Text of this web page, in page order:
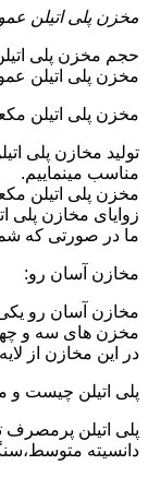
مخزن پلی اتیلن
حجم مخزن پلی اتیلن را میتوان بین 5 تا 126 مترمکعب (5 هزار لیتر تا 126 هزار لیتر)
مخزن پلی اتیلن
مخزن پلی اتیلن
مناسب مینماییم.
مخزن پلی اتیلن
زوایای مخازن پلی
ما در صورتی که
مخازن آسان رو:
مخازن آسان رو
مخزن های سه و
در این مخازن از
پلی اتیلن چیست و
دانسیته